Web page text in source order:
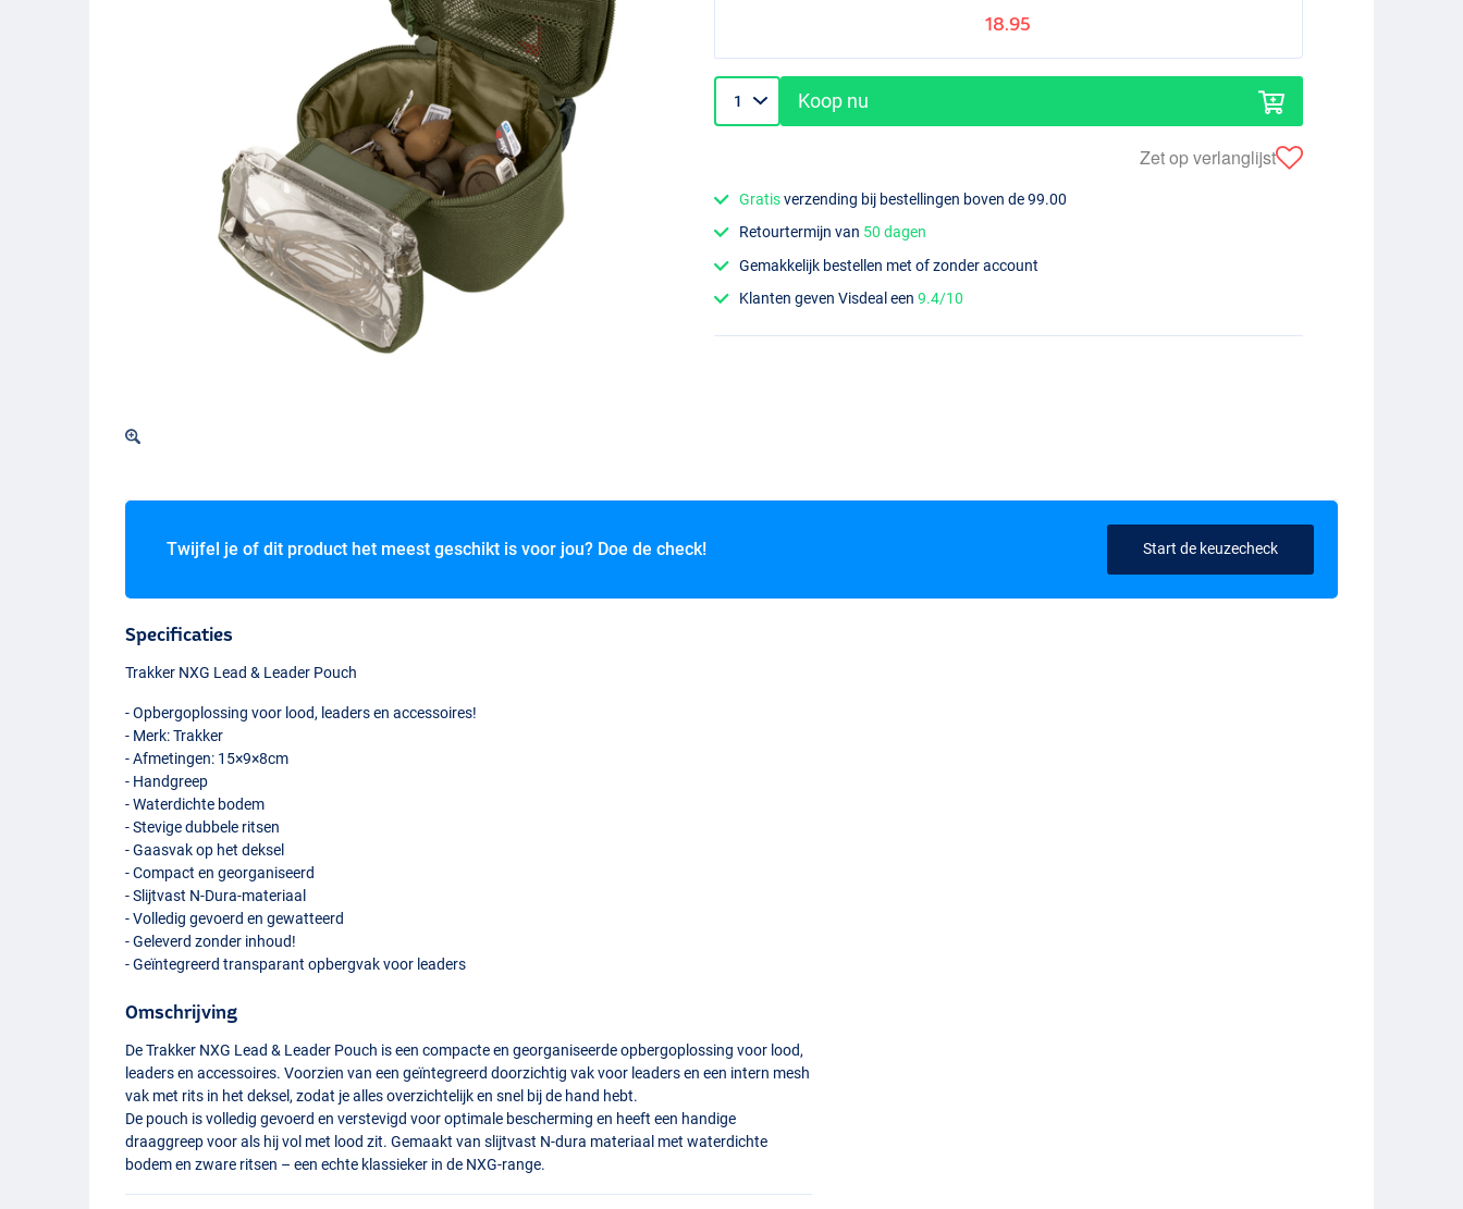
18.95
Koop nu
Zet op verlanglijst
Gratisverzending bij bestellingen boven de 99.00
Retourtermijn van 50 dagen
Gemakkelijk bestellen met of zonder account
Klanten geven Visdeal een9.4/10
Twijfel je of dit product het meest geschikt is voor jou? Doe de check! Start de keuzecheck
Specificaties
Trakker NXG Lead & Leader Pouch
- Opbergoplossing voor lood, leaders en accessoires!
- Merk: Trakker
- Afmetingen: 15×9×8cm
- Handgreep
- Waterdichte bodem
- Stevige dubbele ritsen
- Gaasvak op het deksel
- Compact en georganiseerd
- Slijtvast N-Dura-materiaal
- Volledig gevoerd en gewatteerd
- Geleverd zonder inhoud!
- Geïntegreerd transparant opbergvak voor leaders
Omschrijving
De Trakker NXG Lead & Leader Pouch is een compacte en georganiseerde opbergoplossing voor lood,
leaders en accessoires. Voorzien van een geïntegreerd doorzichtig vak voor leaders en een intern mesh
vak met rits in het deksel, zodat je alles overzichtelijk en snel bij de hand hebt.
De pouch is volledig gevoerd en verstevigd voor optimale bescherming en heeft een handige
draaggreep voor als hij vol met lood zit. Gemaakt van slijtvast N-dura materiaal met waterdichte
bodem en zware ritsen – een echte klassieker in de NXG-range.